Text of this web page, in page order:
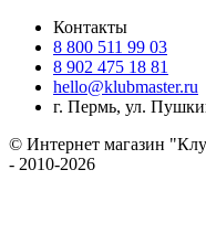
Контакты
8 800 511 99 03
8 902 475 18 81
hello@klubmaster.ru
г. Пермь, ул.
© Интернет магазин
- 2010-2026